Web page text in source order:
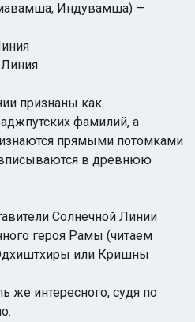
Индувамша) —
признаны как
фамилий, а
прямыми потомками
в древнюю
Солнечной Линии
героя Рамы (читаем
или Кришны
же интересного, судя по